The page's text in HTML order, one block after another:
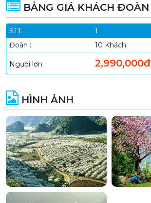
BẢNG GIÁ KHÁCH ĐOÀN
1
10 Khách
2,990,000đ
HÌNH ẢNH